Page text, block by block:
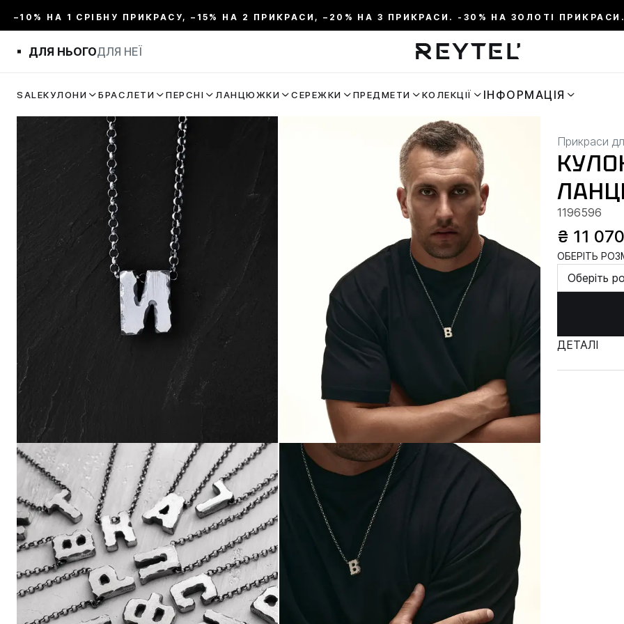
–10% НА 1 СРІБНУ ПРИКРАСУ, –15% НА 2 ПРИКРАСИ, –20% НА 3 ПРИКРАСИ. -30% НА ЗОЛОТІ
ДЛЯ НЬОГОДЛЯ НЕЇ
SALEКУЛОНИ БРАСЛЕТИ ПЕРСНІ ЛАНЦЮЖКИ СЕРЕЖКИ ПРЕДМЕТИ КОЛЕКЦІЇ ІНФОРМАЦІЯ
Прикраси
1196596
₴ 11 070
ОБЕРІТЬ
Оберіть
ДЕТАЛІ